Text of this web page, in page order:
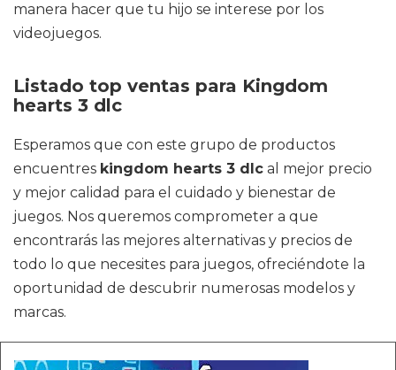
manera hacer que tu hijo se interese por los
videojuegos.
Listado top ventas para Kingdom
hearts 3 dlc
Esperamos que con este grupo de productos
encuentres kingdom hearts 3 dlc al mejor precio
y mejor calidad para el cuidado y bienestar de
juegos. Nos queremos comprometer a que
encontrarás las mejores alternativas y precios de
todo lo que necesites para juegos, ofreciéndote la
oportunidad de descubrir numerosas modelos y
marcas.